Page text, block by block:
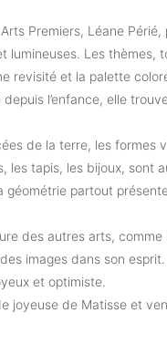
Premiers, Léane
lumineuses. Les thèmes,
revisité et la palette
l’enfance, elle
de la terre, les formes
les tapis, les bijoux,
géométrie partout
des autres arts,
images dans son
et optimiste.
joyeuse de Matisse et